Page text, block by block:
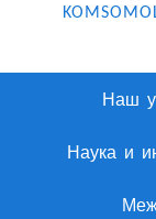
Наш
Наука и